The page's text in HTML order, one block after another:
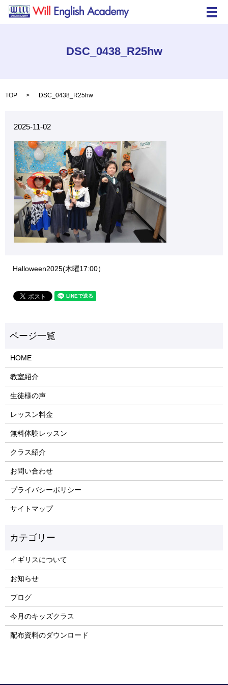
メ
DSC_0438_R25hw
TOP DSC_0438_R25hw
2025-11-02
Halloween2025(木曜17:00）
HOME
教室紹介
生徒様の声
レッスン料金
無料体験レッスン
クラス紹介
お問い合わせ
プライバシーポリシー
サイトマップ
イギリスについて
お知らせ
ブログ
今月のキッズクラス
配布資料のダウンロード